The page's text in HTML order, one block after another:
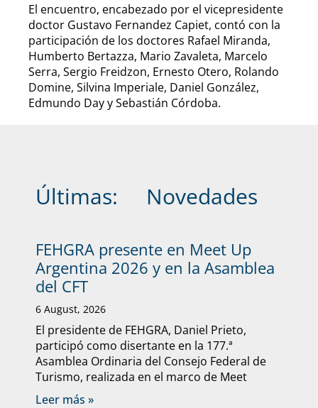
El encuentro, encabezado por el vicepresidente
doctor Gustavo Fernandez Capiet, contó con la
participación de los doctores Rafael Miranda,
Humberto Bertazza, Mario Zavaleta, Marcelo
Serra, Sergio Freidzon, Ernesto Otero, Rolando
Domine, Silvina Imperiale, Daniel González,
Edmundo Day y Sebastián Córdoba.
Últimas: Novedades
FEHGRA presente en Meet Up
Argentina 2026 y en la Asamblea
del CFT
6 August, 2026
El presidente de FEHGRA, Daniel Prieto,
participó como disertante en la 177.ª
Asamblea Ordinaria del Consejo Federal de
Turismo, realizada en el marco de Meet
Leer más »